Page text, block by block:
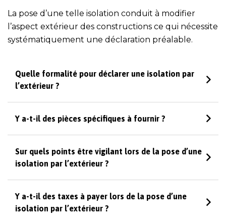
La pose d’une telle isolation conduit à modifier
l’aspect extérieur des constructions ce qui nécessite
systématiquement une déclaration préalable.
Quelle formalité pour déclarer une isolation par
l’extérieur ?
Y a-t-il des pièces spécifiques à fournir ?
Sur quels points être vigilant lors de la pose d’une
isolation par l’extérieur ?
Y a-t-il des taxes à payer lors de la pose d’une
isolation par l’extérieur ?